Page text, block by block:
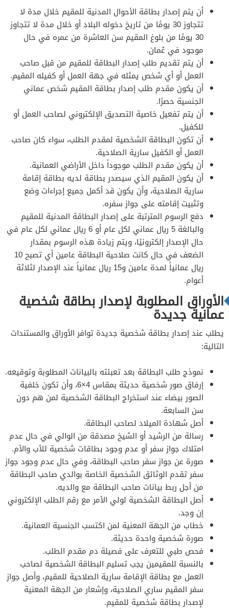
أن يتم إصدار بطاقة الأحوال المدنية للمقيم خلال مدة لا
تتجاوز 30 يومًا من تاريخ دخوله البلاد أو خلال مدة لا تتجاوز
30 يومًا من بلوغ المقيم سن العاشرة من عمره في حال
موجود في عُمان.
أن يتم تقديم طلب إصدار البطاقة للمقيم من قبل صاحب
العمل أو أي شخص يمثله في جهة العمل أو كفيله المقيم.
أن يكون مقدم طلب إصدار بطاقة المقيم شخص عماني
الجنسية حصرًا.
أن يتم تفعيل خاصية التصديق الإلكتروني لصاحب العمل أو
للكفيل.
أن تكون البطاقة الشخصية لمقدم الطلب، سواء كان صاحب
العمل أو الكفيل سارية الصلاحية.
أن يكون مقدم الطلب موجوداً داخل الأراضي العمانية.
أن يكون المقيم الذي سيصدر بطاقة لديه بطاقة إقامة
سارية الصلاحية، وأن يكون قد أكمل جميع إجراءات وضع
وتثبيت إقامته على جواز سفره.
دفع الرسوم المترتبة على إصدار البطاقة المدنية للمقيم
والبالغة 5 ريال عماني لكل عام أو 6 ريال عماني لكل عام في
حال الإصدار إلكترونيًا، ويتم زيادة هذه الرسوم بمقدار
الضعف في حال كانت صلاحية البطاقة عامين أي تصبح 10
ريال عمانياً لمدة عامين و15 ريال عمانياً عند الإصدار لثلاثة
أعوام.
الأوراق المطلوبة لإصدار بطاقة شخصية
عمانية جديدة
يطلب عند إصدار بطاقة شخصية جديدة توافر الأوراق والمستندات
التالية:
نموذج طلب البطاقة بعد تعبئته بالبيانات المطلوبة وتوقيعه.
إرفاق صور شخصية حديثة بمقاس 4×6، وأن تكون خلفية
الصور بيضاء عند استخراج البطاقة الشخصية لمن هم دون
سن السابعة.
أصل شهادة الميلاد لصاحب البطاقة.
رسالة من الرشيد أو الشيخ مصدقة من الوالي في حال عدم
امتلاك جواز سفر أو عدم وجود بطاقات شخصية للأب والأم.
صورة عن جواز سفر صاحب البطاقة، وفي حال عدم وجود جواز
سفر تقدم الوثائق الشخصية الخاصة بوالدي صاحب البطاقة
من أجل ربط بيانات صاحب البطاقة مع والديه.
أصل البطاقة الشخصية لولي الأمر مع رقم الطلب الإلكتروني
إن وجد.
خطاب من الجهة المعنية لمن اكتسب الجنسية العمانية.
صورة شخصية واحدة حديثة.
فحص طبي للتعرف على فصيلة دم مقدم الطلب.
بالنسبة للمقيمين يجب تسليم البطاقة الشخصية لصاحب
العمل مع بطاقة الإقامة سارية الصلاحية للمقيم، وأصل جواز
سفر المقيم ساري الصلاحية، وإشعار من الجهة المعنية
لإصدار بطاقة شخصية للمقيم.